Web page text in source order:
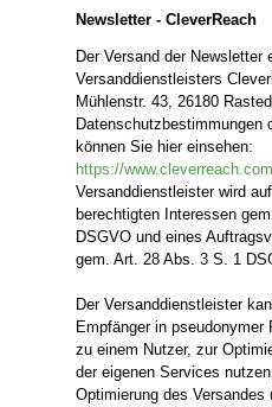
Newsletter - CleverReach
Der Versand der Newsletter
Versanddienstleisters
Mühlenstr. 43, 26180
Datenschutzbestimmungen
können Sie hier einsehen:
https://
Versanddienstleister wird
berechtigten Interessen
DSGVO und eines
gem. Art. 28 Abs. 3 S. 1
Der Versanddienstleister
Empfänger in pseudonymer
zu einem Nutzer, zur
der eigenen Services
Optimierung des Versandes